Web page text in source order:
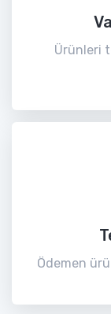
Ürünleri
Ödemen